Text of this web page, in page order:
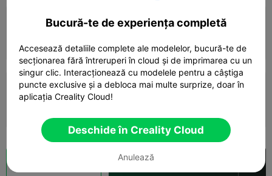
0.2mm layer, 2 walls, 15% infill
0.2mm layer, 2 walls, 15% infill

Bucură-te de experiența completă
Accesează detaliile complete ale modelelor, bucură-te de
secționarea fără întreruperi în cloud și de imprimarea cu un
singur clic. Interacționează cu modelele pentru a câștiga
puncte exclusive și a debloca mai multe surprize, doar în
aplicația Creality Cloud!
Deschide în Creality Cloud
Anulează